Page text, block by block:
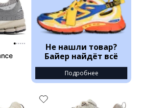
Не нашли товар?
Байер найдёт всё
Подробнее